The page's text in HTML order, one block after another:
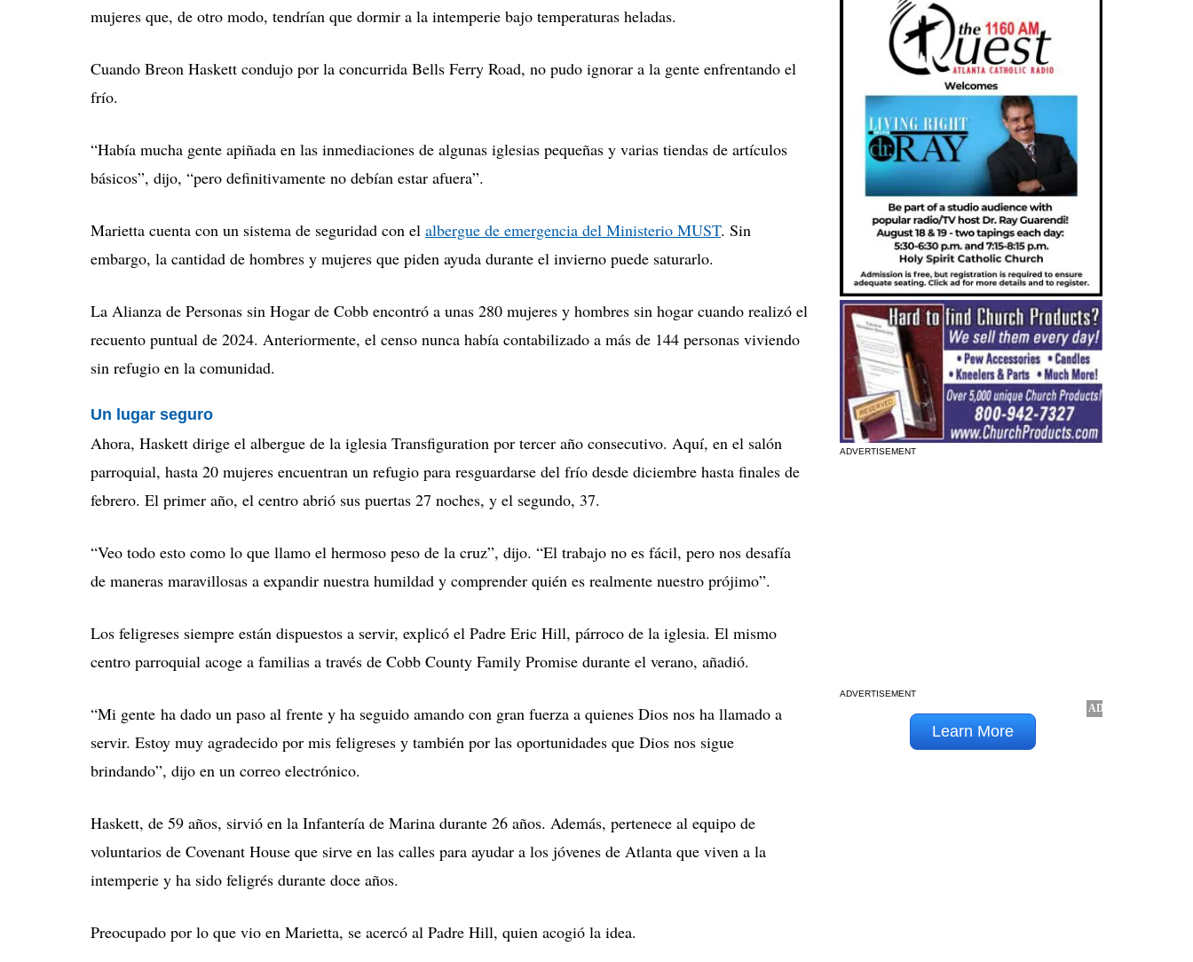
mujeres que, de otro modo, tendrían que dormir a la intemperie bajo temperaturas heladas.
Cuando Breon Haskett condujo por la concurrida Bells Ferry Road, no pudo ignorar a la gente enfrentando el
frío.
“Había mucha gente apiñada en las inmediaciones de algunas iglesias pequeñas y varias tiendas de artículos
básicos”, dijo, “pero definitivamente no debían estar afuera”.
Marietta cuenta con un sistema de seguridad con el albergue de emergencia del Ministerio MUST. Sin
embargo, la cantidad de hombres y mujeres que piden ayuda durante el invierno puede saturarlo.
La Alianza de Personas sin Hogar de Cobb encontró a unas 280 mujeres y hombres sin hogar cuando realizó el
recuento puntual de 2024. Anteriormente, el censo nunca había contabilizado a más de 144 personas viviendo
sin refugio en la comunidad.
Un lugar seguro
Ahora, Haskett dirige el albergue de la iglesia Transfiguration por tercer año consecutivo. Aquí, en el salón
parroquial, hasta 20 mujeres encuentran un refugio para resguardarse del frío desde diciembre hasta finales de
febrero. El primer año, el centro abrió sus puertas 27 noches, y el segundo, 37.
“Veo todo esto como lo que llamo el hermoso peso de la cruz”, dijo. “El trabajo no es fácil, pero nos desafía
de maneras maravillosas a expandir nuestra humildad y comprender quién es realmente nuestro prójimo”.
Los feligreses siempre están dispuestos a servir, explicó el Padre Eric Hill, párroco de la iglesia. El mismo
centro parroquial acoge a familias a través de Cobb County Family Promise durante el verano, añadió.
“Mi gente ha dado un paso al frente y ha seguido amando con gran fuerza a quienes Dios nos ha llamado a
servir. Estoy muy agradecido por mis feligreses y también por las oportunidades que Dios nos sigue
brindando”, dijo en un correo electrónico.
Haskett, de 59 años, sirvió en la Infantería de Marina durante 26 años. Además, pertenece al equipo de
voluntarios de Covenant House que sirve en las calles para ayudar a los jóvenes de Atlanta que viven a la
intemperie y ha sido feligrés durante doce años.
Preocupado por lo que vio en Marietta, se acercó al Padre Hill, quien acogió la idea.
ADVERTISEMENT
ADVERTISEMENT